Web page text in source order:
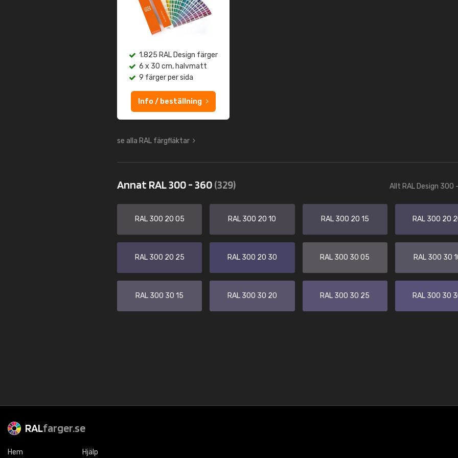
1.825 RAL Design färger
6 x 30 cm, halvmatt
9 färger per sida
Info / beställning
se alla RAL färgfläktar
Annat RAL 300 - 360(329) Allt RAL Design 300
RAL 300 20 05 RAL 300 20 10 RAL 300 20 15 RAL 300 20
RAL 300 20 25 RAL 300 20 30 RAL 300 30 05 RAL 300 30
RAL 300 30 15 RAL 300 30 20 RAL 300 30 25 RAL 300 30
RALfarger.se
Hem Hjälp